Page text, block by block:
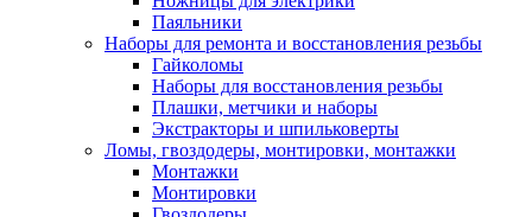
Паяльники
Наборы для ремонта и восстановления резьбы
Гайколомы
Наборы для восстановления резьбы
Плашки, метчики и наборы
Экстракторы и шпильковерты
Ломы, гвоздодеры, монтировки, монтажки
Монтажки
Монтировки